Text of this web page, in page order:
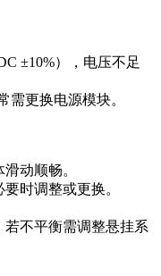
±10%），电压不足
需更换电源模块。
动顺畅。
时调整或更换。
若不平衡需调整悬挂系